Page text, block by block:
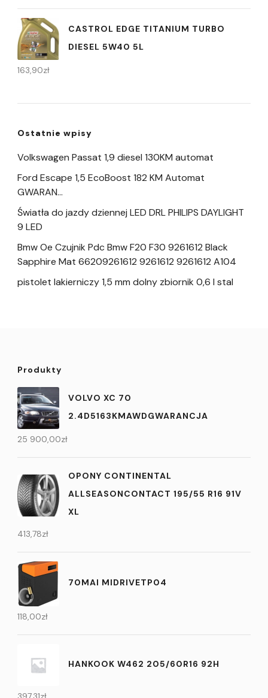
CASTROL EDGE TITANIUM TURBO
DIESEL 5W40 5L
163,90zł
Ostatnie wpisy
Volkswagen Passat 1,9 diesel 130KM automat
Ford Escape 1,5 EcoBoost 182 KM Automat
GWARAN…
Światła do jazdy dziennej LED DRL PHILIPS DAYLIGHT
9 LED
Bmw Oe Czujnik Pdc Bmw F20 F30 9261612 Black
Sapphire Mat 66209261612 9261612 9261612 A104
pistolet lakierniczy 1,5 mm dolny zbiornik 0,6 l stal
Produkty
VOLVO XC 70
2.4D5163KMAWDGWARANCJA
25 900,00zł
OPONY CONTINENTAL
ALLSEASONCONTACT 195/55 R16 91V
XL
413,78zł
70MAI MIDRIVETP04
118,00zł
HANKOOK W462 205/60R16 92H